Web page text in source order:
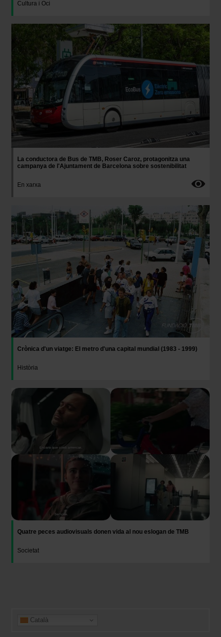
Cultura i Oci
Imatge
La conductora de Bus de TMB, Roser Caroz, protagonitza una
campanya de l'Ajuntament de Barcelona sobre sostenibilitat
En xarxa
Crònica d'un viatge: El metro d'una capital mundial (1983 - 1999)
Història
Imatge
Quatre peces audiovisuals donen vida al nou eslogan de TMB
Societat
Català